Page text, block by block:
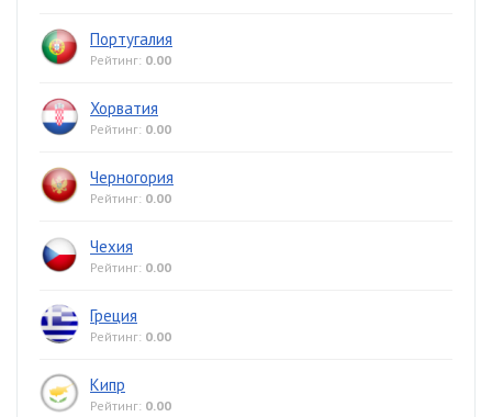
Португалия
Рейтинг: 0.00
Хорватия
Рейтинг: 0.00
Черногория
Рейтинг: 0.00
Чехия
Рейтинг: 0.00
Греция
Рейтинг: 0.00
Кипр
Рейтинг: 0.00